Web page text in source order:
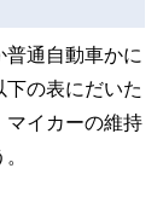
通自動車かに
下の表にだいた
マイカーの維持